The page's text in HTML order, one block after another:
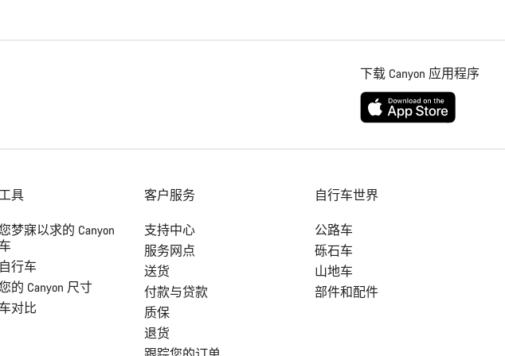
下载 Canyon 应用程序
具
梦寐以求的 Canyon
行车
的 Canyon 尺寸
对比
客户服务
支持中心
服务网点
送货
付款与贷款
质保
退货
自行车世界
公路车
砾石车
山地车
部件和配件